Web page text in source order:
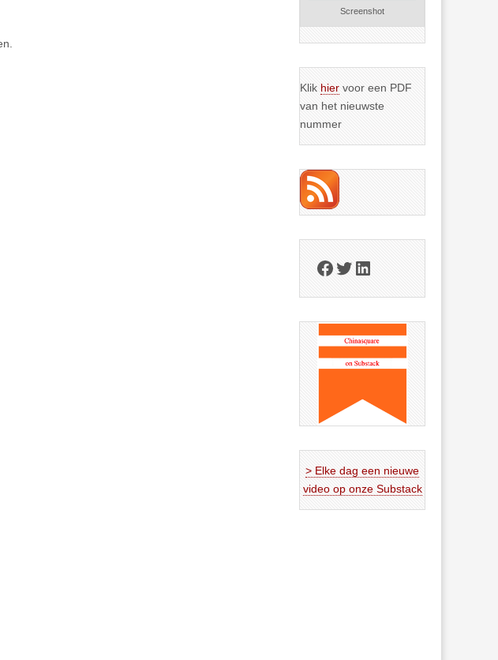
Screenshot
Klik hier voor een PDF
van het nieuwste
nummer
Facebook
Twitter
LinkedIn
> Elke dag een nieuwe
video op onze Substack